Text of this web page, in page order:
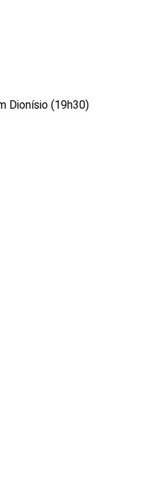
Dionísio (19h30)